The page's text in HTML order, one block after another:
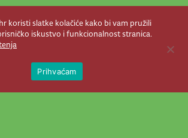
koristi slatke kolačiće kako bi vam pružili
iskustvo i funkcionalnost stranica.
Prihvaćam